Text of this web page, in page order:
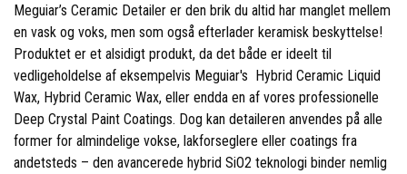
Meguiar’s Ceramic Detailer er den brik du altid har manglet mellem
en vask og voks, men som også efterlader keramisk beskyttelse!
Produktet er et alsidigt produkt, da det både er ideelt til
vedligeholdelse af eksempelvis Meguiar's Hybrid Ceramic Liquid
Wax, Hybrid Ceramic Wax, eller endda en af vores professionelle
Deep Crystal Paint Coatings. Dog kan detaileren anvendes på alle
former for almindelige vokse, lakforseglere eller coatings fra
andetsteds – den avancerede hybrid SiO2 teknologi binder nemlig